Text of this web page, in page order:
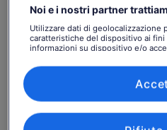
Tweed
Tour escort / host
Bevande alcoliche
Da sapere
Noi e i nostri partner
Utilizzare dati di geolocalizzazione
caratteristiche del dispositivo ai fini
informazioni su dispositivo e/o
annunci, ricerche sul pubblico,
Elenco dei partner (fornitori)